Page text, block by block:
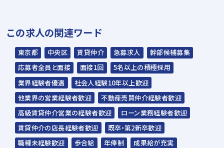
住所：東京都中央区銀座1-5-1 HOLON-
GINZAⅡ601
※応募から採用までは1〜2週間程度を予定し
ています。お急ぎの場合には柔軟に対応可能
です。
※現在お勤めされている方も面接・入社日
等、お気軽にご相談ください。
この求人の関連ワード
東京都 中央区 賃貸仲介 急募求人
幹部候補募集
応募者全員と面接
面接1回
5名以上の積極採用
業界経験者優遇
社会人経験10年以上歓迎
他業界の営業経験者歓迎
不動産売買仲介経験者歓迎
高級賃貸仲介営業の経験者歓迎
ローン業務経験者歓迎
賃貸仲介の店長経験者歓迎
既卒・第2新卒歓迎
職種未経験歓迎
歩合給 年俸制
成果給が充実